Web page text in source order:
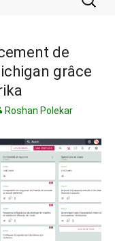
de
grâce
Roshan Polekar